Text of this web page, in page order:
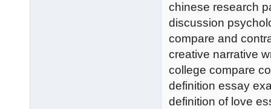
chinese research
discussion
compare and
creative narrative
college compare
definition essay
definition of love